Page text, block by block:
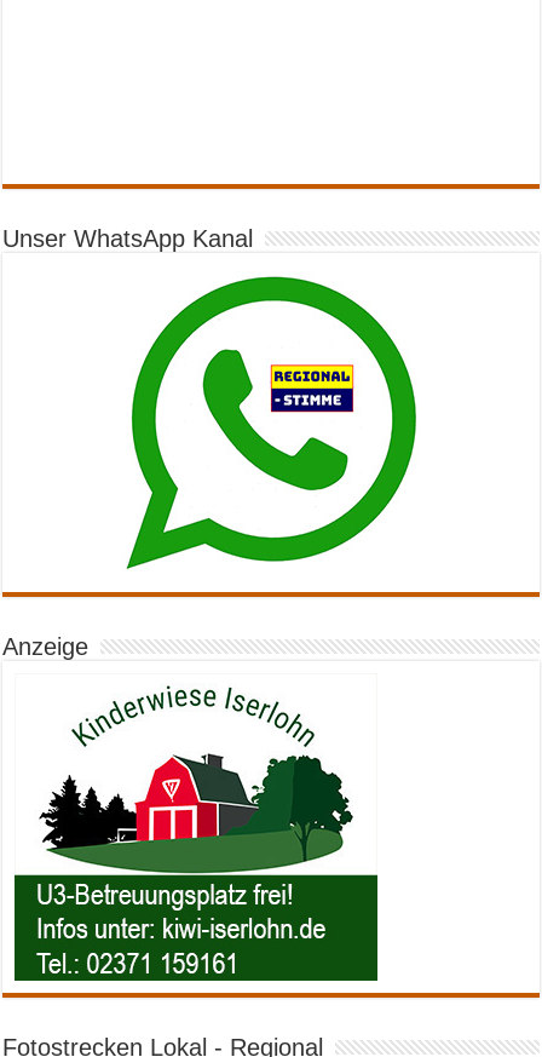
Unser WhatsApp Kanal
Anzeige
Fotostrecken Lokal - Regional